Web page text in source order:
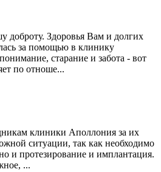
доброту. Здоровья Вам и долгих
за помощью в клинику
старание и забота - вот
по отноше...
клиники Аполлония за их
ситуации, так как необходимо
и протезирование и имплантация.
...